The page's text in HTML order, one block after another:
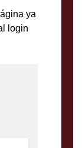
ya
login